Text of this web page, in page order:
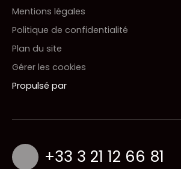
Mentions légales
Politique de confidentialité
Plan du site
Gérer les cookies
Propulsé par
+33 3 21 12 66 81